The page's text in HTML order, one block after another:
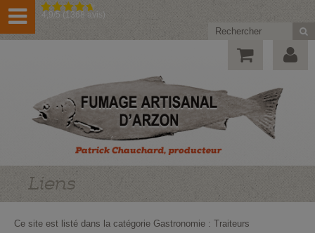
4,9/5 (1368 avis)
Liens
Ce site est listé dans la catégorie Gastronomie : Traiteurs